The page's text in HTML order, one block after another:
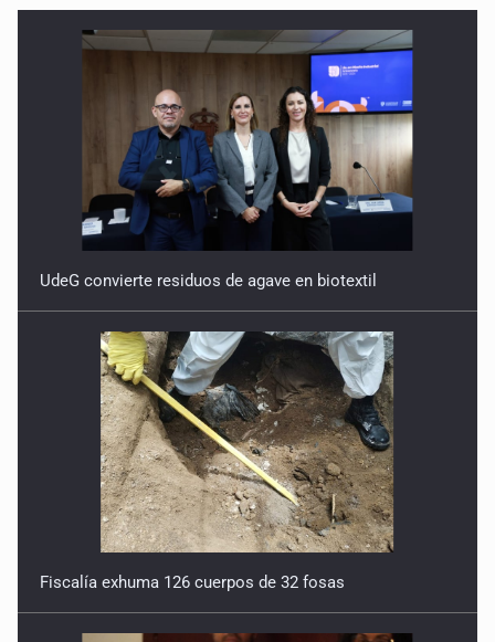
UdeG convierte residuos de agave en biotextil
Fiscalía exhuma 126 cuerpos de 32 fosas